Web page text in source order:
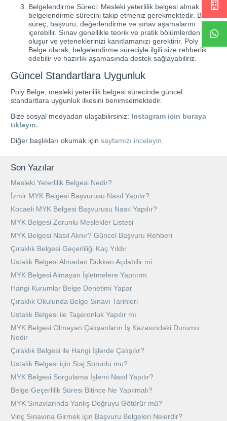
Belgelendirme Süreci: Mesleki yeterlilik belgesi almak için
belgelendirme sürecini takip etmeniz gerekmektedir. Bu
süreç, başvuru, değerlendirme ve sınav aşamalarını
içerebilir. Sınav genellikle teorik ve pratik bölümlerden
oluşur ve yeteneklerinizi kanıtlamanızı gerektirir. Poly
Belge olarak, belgelendirme süreciyle ilgili size rehberlik
edebilir ve hazırlık aşamasında destek sağlayabiliriz.
Güncel Standartlara Uygunluk
Poly Belge, mesleki yeterlilik belgesi sürecinde güncel
standartlara uygunluk ilkesini benimsemektedir.
Bize sosyal medyadan ulaşabilirsiniz: Instagram için buraya
tıklayın.
Diğer başlıkları okumak için sayfamızı inceleyin.
Son Yazılar
Mesleki Yeterlilik Belgesi Nedir?
İzmir MYK Belgesi Başvurusu Nasıl Yapılır?
Kocaeli MYK Belgesi Başvurusu Nasıl Yapılır?
MYK Belgesi Zorunlu Meslekler Listesi
MYK Belgesi Nasıl Alınır? Güncel Başvuru Rehberi
Çıraklık Belgesi Geçerliliği Kaç Yıldır
Ustalık Belgesi Almadan Dükkan Açılabilir mi
MYK Belgesi Almayan İşletmelere Yaptırım
Hangi Kurumlar Belge Denetimi Yapar
Çıraklık Okulunda Belge Sınavı Tarihleri
Ustalık Belgesi ile Taşeronluk Yapılır mı
MYK Belgesi Olmayan Çalışanların İş Kazasındaki Durumu
Nedir
Çıraklık Belgesi ile Hangi İşlerde Çalışılır?
Ustalık Belgesi için Staj Sorunlu mu?
MYK Belgesi Sorgulama İşlemi Nasıl Yapılır?
Belge Geçerlilik Süresi Bitince Ne Yapılmalı?
MYK Sınavlarında Yanlış Doğruyu Götürür mü?
Vinç Sınavına Girmek için Başvuru Belgeleri Nelerdir?